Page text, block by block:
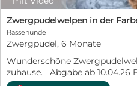
Zwergpudelwelpen in der
Rassehunde
Zwergpudel, 6 Monate
Wunderschöne
zuhause. Abgabe ab 10.04.26
gechipt, mehrfach entwurmt. -